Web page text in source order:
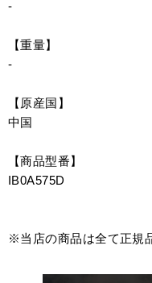
-
【重量】
-
【原産国】
中国
【商品型番】
IB0A575D
※当店の商品は全て正規